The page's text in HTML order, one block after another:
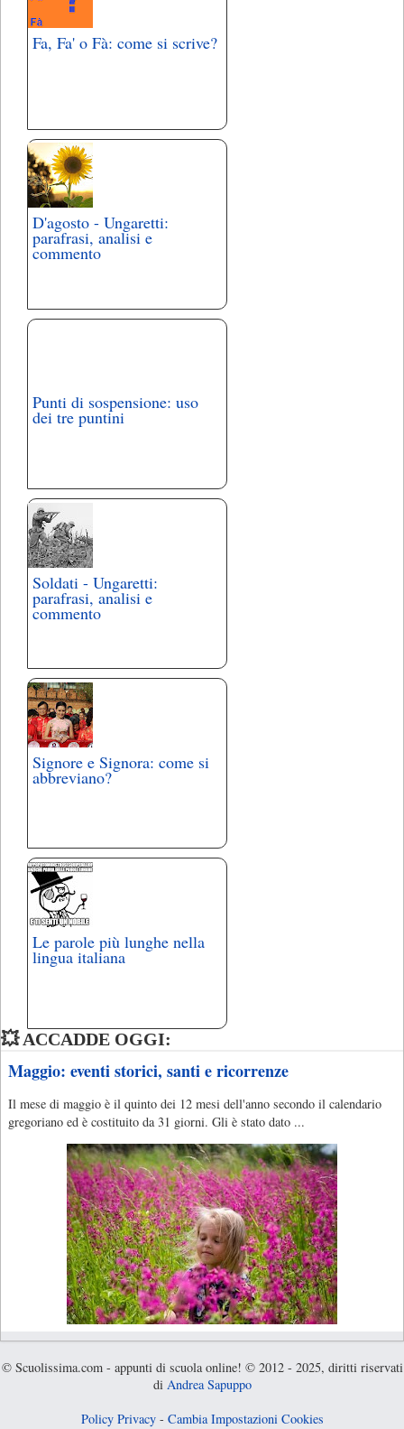
Fa, Fa' o Fà: come si scrive?
D'agosto - Ungaretti:
parafrasi, analisi e
commento
Punti di sospensione: uso
dei tre puntini
Soldati - Ungaretti:
parafrasi, analisi e
commento
Signore e Signora: come si
abbreviano?
Le parole più lunghe nella
lingua italiana
💥 ACCADDE OGGI:
Maggio: eventi storici, santi e ricorrenze
Il mese di maggio è il quinto dei 12 mesi dell'anno secondo il calendario
gregoriano ed è costituito da 31 giorni. Gli è stato dato ...
© Scuolissima.com - appunti di scuola online! © 2012 - 2025, diritti riservati
di Andrea Sapuppo
Policy Privacy- Cambia Impostazioni Cookies